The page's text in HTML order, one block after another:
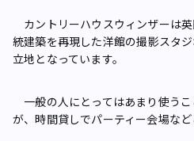
カントリーハウスウィンザーは
統建築を再現した洋館の撮影スタ
立地となっています。
一般の人にとってはあまり使う
が、時間貸しでパーティー会場など